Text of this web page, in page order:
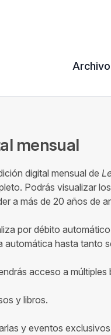
Archivo
mensual
digital mensual de
Podrás visualizar
a más de 20 años de
por débito
automática hasta tanto
acceso a múltiples
y libros.
y eventos